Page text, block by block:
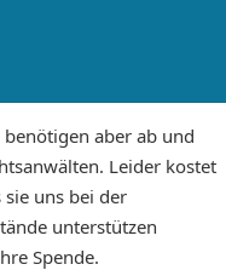
aber ab und
Leider kostet
sie uns bei der
unterstützen
Spende.